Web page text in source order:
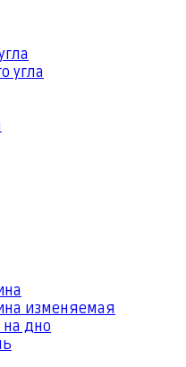
угла
изменяемая
дно